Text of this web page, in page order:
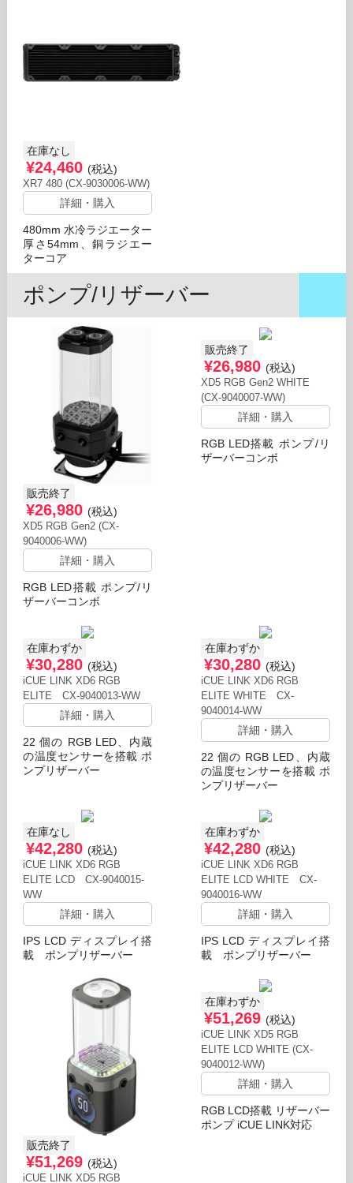
在庫なし
¥24,460 (税込)
XR7 480 (CX-9030006-WW)
詳細・購入
480mm 水冷ラジエーター
厚さ54mm、銅ラジエー
ターコア
ポンプ/リザーバー
販売終了
¥26,980 (税込)
XD5 RGB Gen2 (CX-
9040006-WW)
詳細・購入
RGB LED搭載 ポンプ/リ
ザーバーコンボ
販売終了
¥26,980 (税込)
XD5 RGB Gen2 WHITE
(CX-9040007-WW)
詳細・購入
RGB LED搭載 ポンプ/リ
ザーバーコンボ
在庫わずか
¥30,280 (税込)
iCUE LINK XD6 RGB
ELITE CX-9040013-WW
詳細・購入
22 個の RGB LED、内蔵
の温度センサーを搭載 ポ
ンプリザーバー
在庫わずか
¥30,280 (税込)
iCUE LINK XD6 RGB
ELITE WHITE CX-
9040014-WW
詳細・購入
22 個の RGB LED、内蔵
の温度センサーを搭載 ポ
ンプリザーバー
在庫なし
¥42,280 (税込)
iCUE LINK XD6 RGB
ELITE LCD CX-9040015-
WW
詳細・購入
IPS LCD ディスプレイ搭
載 ポンプリザーバー
在庫わずか
¥42,280 (税込)
iCUE LINK XD6 RGB
ELITE LCD WHITE CX-
9040016-WW
詳細・購入
IPS LCD ディスプレイ搭
載 ポンプリザーバー
販売終了
¥51,269 (税込)
iCUE LINK XD5 RGB
在庫わずか
¥51,269 (税込)
iCUE LINK XD5 RGB
ELITE LCD WHITE (CX-
9040012-WW)
詳細・購入
RGB LCD搭載 リザーバー
ポンプ iCUE LINK対応